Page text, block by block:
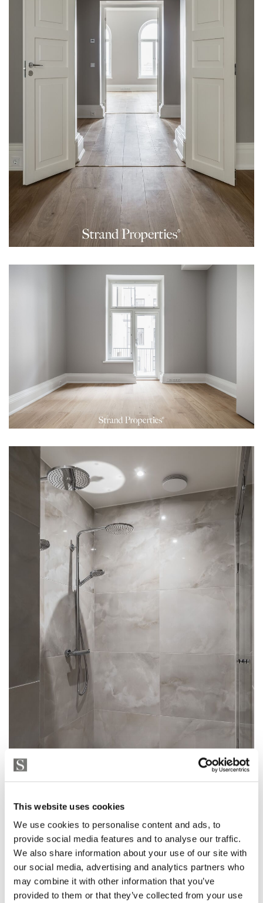
This website uses cookies
We use cookies to personalise content and ads, to
provide social media features and to analyse our traffic.
We also share information about your use of our site with
our social media, advertising and analytics partners who
may combine it with other information that you’ve
provided to them or that they’ve collected from your use